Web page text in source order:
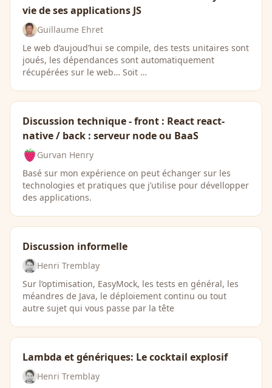
vie de ses applications JS
Guillaume Ehret
Le web d’aujoud’hui se compile, des tests unitaires sont
joués, les dépendances sont automatiquement
récupérées sur le web… Soit …
Discussion technique - front : React react-
native / back : serveur node ou BaaS
Gurvan Henry
Basé sur mon expérience on peut échanger sur les
technologies et pratiques que j’utilise pour dévellopper
des applications.
Discussion informelle
Henri Tremblay
Sur l’optimisation, EasyMock, les tests en général, les
méandres de Java, le déploiement continu ou tout
autre sujet qui vous passe par la tête
Lambda et génériques: Le cocktail explosif
Henri Tremblay